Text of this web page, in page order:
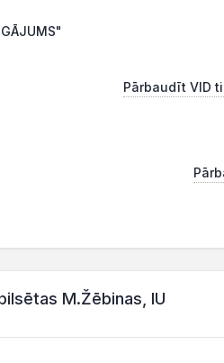
Pārbaudīt VID
M.Žēbinas, IU